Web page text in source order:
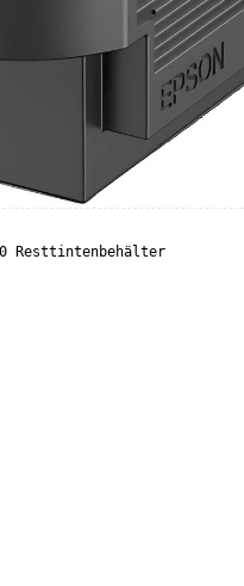
Resttintenbehälter